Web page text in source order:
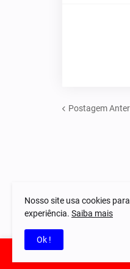
Postagem
© 2023-2025
Nosso site usa cookies
experiência. Saiba mais
Ok !